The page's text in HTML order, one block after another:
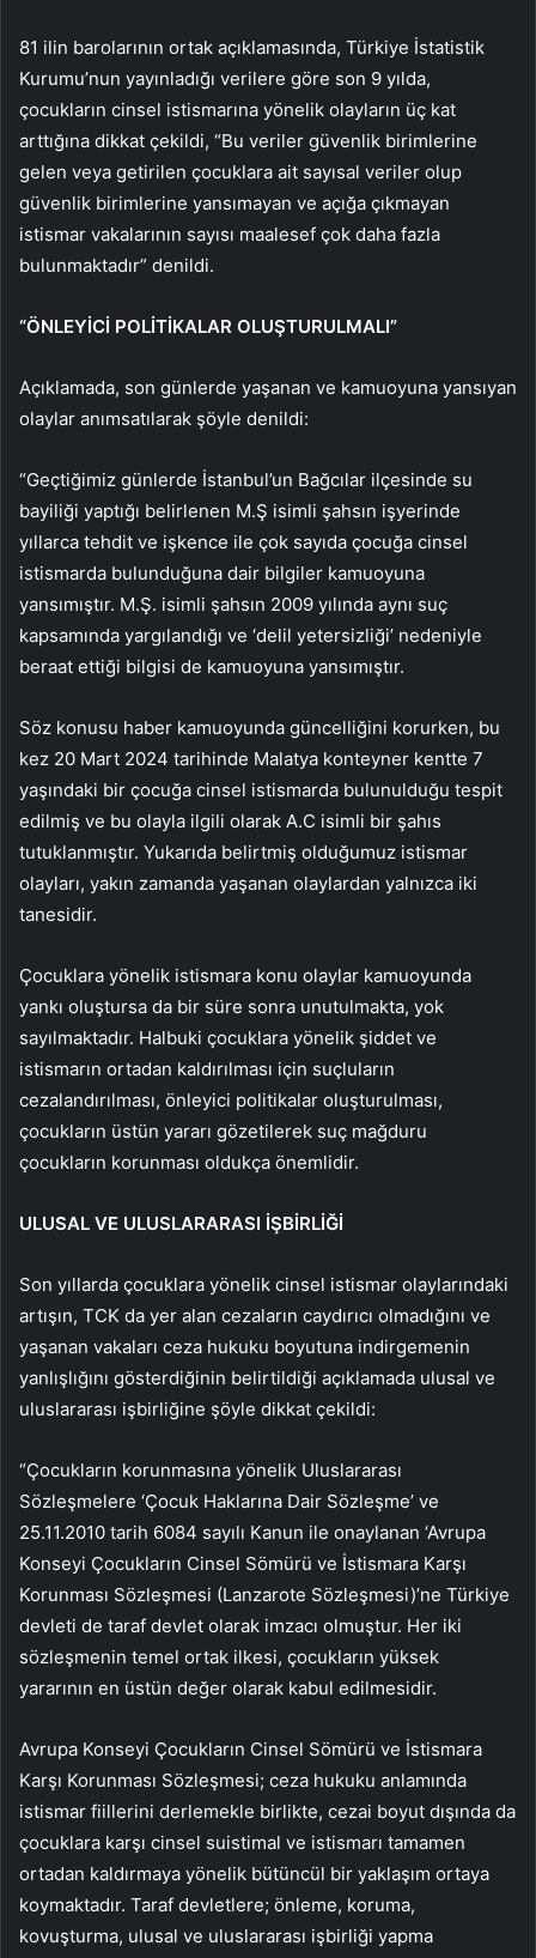
81 ilin barolarının ortak açıklamasında, Türkiye İstatistik
Kurumu’nun yayınladığı verilere göre son 9 yılda,
çocukların cinsel istismarına yönelik olayların üç kat
arttığına dikkat çekildi, “Bu veriler güvenlik birimlerine
gelen veya getirilen çocuklara ait sayısal veriler olup
güvenlik birimlerine yansımayan ve açığa çıkmayan
istismar vakalarının sayısı maalesef çok daha fazla
bulunmaktadır” denildi.
“ÖNLEYİCİ POLİTİKALAR OLUŞTURULMALI”
Açıklamada, son günlerde yaşanan ve kamuoyuna yansıyan
olaylar anımsatılarak şöyle denildi:
“Geçtiğimiz günlerde İstanbul’un Bağcılar ilçesinde su
bayiliği yaptığı belirlenen M.Ş isimli şahsın işyerinde
yıllarca tehdit ve işkence ile çok sayıda çocuğa cinsel
istismarda bulunduğuna dair bilgiler kamuoyuna
yansımıştır. M.Ş. isimli şahsın 2009 yılında aynı suç
kapsamında yargılandığı ve ‘delil yetersizliği’ nedeniyle
beraat ettiği bilgisi de kamuoyuna yansımıştır.
Söz konusu haber kamuoyunda güncelliğini korurken, bu
kez 20 Mart 2024 tarihinde Malatya konteyner kentte 7
yaşındaki bir çocuğa cinsel istismarda bulunulduğu tespit
edilmiş ve bu olayla ilgili olarak A.C isimli bir şahıs
tutuklanmıştır. Yukarıda belirtmiş olduğumuz istismar
olayları, yakın zamanda yaşanan olaylardan yalnızca iki
tanesidir.
Çocuklara yönelik istismara konu olaylar kamuoyunda
yankı oluştursa da bir süre sonra unutulmakta, yok
sayılmaktadır. Halbuki çocuklara yönelik şiddet ve
istismarın ortadan kaldırılması için suçluların
cezalandırılması, önleyici politikalar oluşturulması,
çocukların üstün yararı gözetilerek suç mağduru
çocukların korunması oldukça önemlidir.
ULUSAL VE ULUSLARARASI İŞBİRLİĞİ
Son yıllarda çocuklara yönelik cinsel istismar olaylarındaki
artışın, TCK da yer alan cezaların caydırıcı olmadığını ve
yaşanan vakaları ceza hukuku boyutuna indirgemenin
yanlışlığını gösterdiğinin belirtildiği açıklamada ulusal ve
uluslararası işbirliğine şöyle dikkat çekildi:
“Çocukların korunmasına yönelik Uluslararası
Sözleşmelere ‘Çocuk Haklarına Dair Sözleşme’ ve
25.11.2010 tarih 6084 sayılı Kanun ile onaylanan ‘Avrupa
Konseyi Çocukların Cinsel Sömürü ve İstismara Karşı
Korunması Sözleşmesi (Lanzarote Sözleşmesi)’ne Türkiye
devleti de taraf devlet olarak imzacı olmuştur. Her iki
sözleşmenin temel ortak ilkesi, çocukların yüksek
yararının en üstün değer olarak kabul edilmesidir.
Avrupa Konseyi Çocukların Cinsel Sömürü ve İstismara
Karşı Korunması Sözleşmesi; ceza hukuku anlamında
istismar fiillerini derlemekle birlikte, cezai boyut dışında da
çocuklara karşı cinsel suistimal ve istismarı tamamen
ortadan kaldırmaya yönelik bütüncül bir yaklaşım ortaya
koymaktadır. Taraf devletlere; önleme, koruma,
kovuşturma, ulusal ve uluslararası işbirliği yapma